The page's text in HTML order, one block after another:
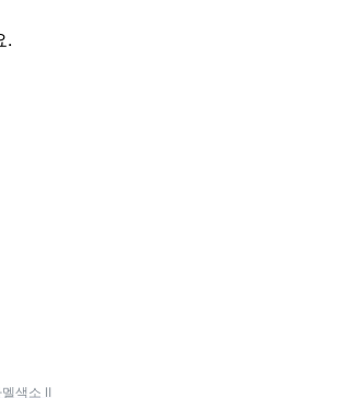
.
색소 Ⅱ